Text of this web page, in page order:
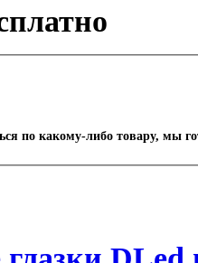
по какому-либо товару, мы